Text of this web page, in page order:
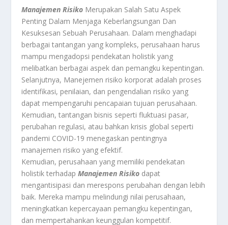
Manajemen Risiko Merupakan Salah Satu Aspek
Penting Dalam Menjaga Keberlangsungan Dan
Kesuksesan Sebuah Perusahaan. Dalam menghadapi
berbagai tantangan yang kompleks, perusahaan harus
mampu mengadopsi pendekatan holistik yang
melibatkan berbagai aspek dan pemangku kepentingan.
Selanjutnya, Manejemen risiko korporat adalah proses
identifikasi, penilaian, dan pengendalian risiko yang
dapat mempengaruhi pencapaian tujuan perusahaan.
Kemudian, tantangan bisnis seperti fluktuasi pasar,
perubahan regulasi, atau bahkan krisis global seperti
pandemi COVID-19 menegaskan pentingnya
manajemen risiko yang efektif.
Kemudian, perusahaan yang memiliki pendekatan
holistik terhadapManajemen Risiko dapat
mengantisipasi dan merespons perubahan dengan lebih
baik. Mereka mampu melindungi nilai perusahaan,
meningkatkan kepercayaan pemangku kepentingan,
dan mempertahankan keunggulan kompetitif.